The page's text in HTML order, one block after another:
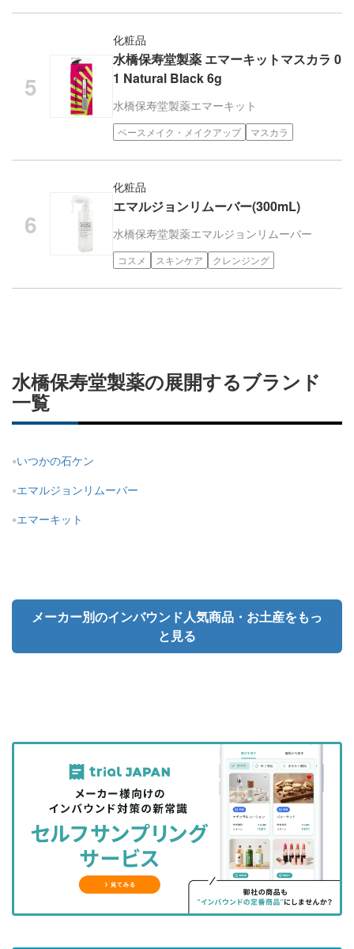
化粧品
水橋保寿堂製薬 エマーキットマスカラ 0
1 Natural Black 6g
水橋保寿堂製薬エマーキット
ベースメイク・メイクアップ マスカラ
化粧品
エマルジョンリムーバー(300mL)
水橋保寿堂製薬エマルジョンリムーバー
コスメ スキンケア クレンジング
水橋保寿堂製薬の展開するブランド
一覧
いつかの石ケン
エマルジョンリムーバー
エマーキット
メーカー別のインバウンド人気商品・お土産をもっ
と見る